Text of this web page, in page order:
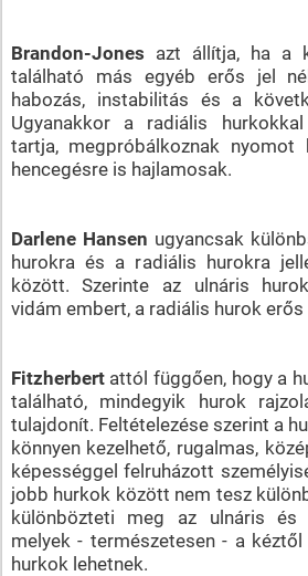
Brandon-Jones azt állítja, ha a
található más egyéb erős jel
habozás, instabilitás és a
Ugyanakkor a radiális
tartja, megpróbálkoznak nyomot
hencegésre is hajlamosak.
Darlene Hansen ugyancsak
hurokra és a radiális hurokra
között. Szerinte az ulnáris
vidám embert, a radiális hurok
Fitzherbertattól függően, hogy a
található, mindegyik hurok
tulajdonít. Feltételezése szerint a
könnyen kezelhető, rugalmas,
képességgel felruházott
jobb hurkok között nem tesz
különbözteti meg az ulnáris és
melyek - természetesen - a
hurkok lehetnek.